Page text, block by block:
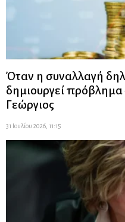
Όταν η συναλλαγή
δημιουργεί
Γεώργιος
31 Ιουλίου 2026, 11:15